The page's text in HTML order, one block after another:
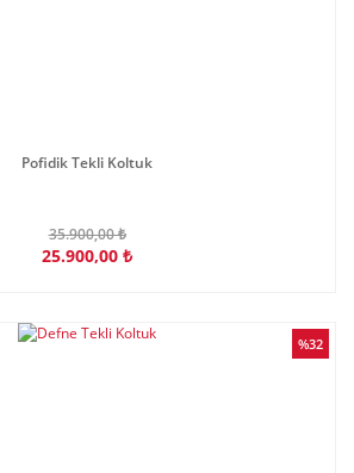
Pofidik Tekli Koltuk
35.900,00 ₺
25.900,00 ₺
%32